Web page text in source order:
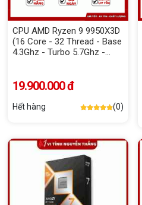
CPU AMD Ryzen 9 9950X3D
(16 Core - 32 Thread - Base
4.3Ghz - Turbo 5.7Ghz -
19.900.000 đ
Hết hàng (0)